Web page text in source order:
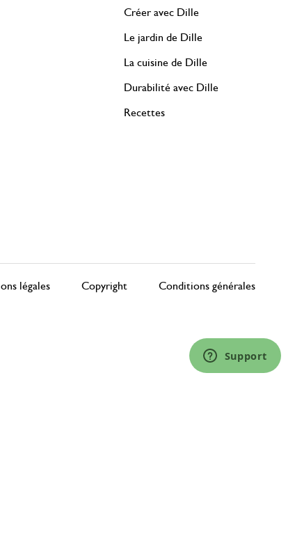
Créer avec Dille
Le jardin de Dille
La cuisine de Dille
Durabilité avec Dille
Recettes
légales Copyright Conditions générales
Support